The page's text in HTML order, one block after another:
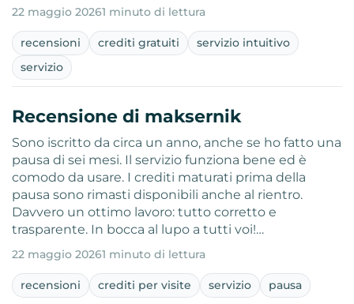
22 maggio 20261 minuto di lettura
recensioni crediti gratuiti
servizio intuitivo
servizio
Recensione di maksernik
Sono iscritto da circa un anno, anche se ho fatto una
pausa di sei mesi. Il servizio funziona bene ed è
comodo da usare. I crediti maturati prima della
pausa sono rimasti disponibili anche al rientro.
Davvero un ottimo lavoro: tutto corretto e
trasparente. In bocca al lupo a tutti voi!…
22 maggio 20261 minuto di lettura
recensioni crediti per visite servizio pausa